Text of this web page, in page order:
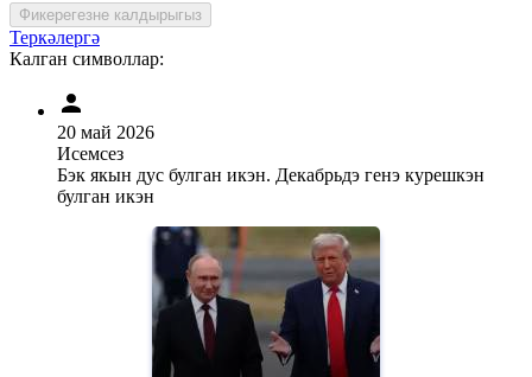
Фикерегезне калдырыгыз
Теркәлергә
Калган символлар:
20 май 2026
Исемсез
Бэк якын дус булган икэн. Декабрьдэ генэ курешкэн
булган икэн